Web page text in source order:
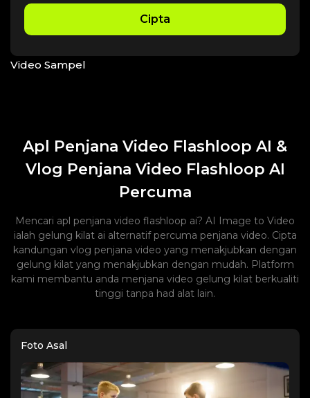
Cipta
Video Sampel
Apl Penjana Video Flashloop AI &
Vlog Penjana Video Flashloop AI
Percuma
Mencari apl penjana video flashloop ai? AI Image to Video
ialah gelung kilat ai alternatif percuma penjana video. Cipta
kandungan vlog penjana video yang menakjubkan dengan
gelung kilat yang menakjubkan dengan mudah. Platform
kami membantu anda menjana video gelung kilat berkualiti
tinggi tanpa had alat lain.
Foto Asal